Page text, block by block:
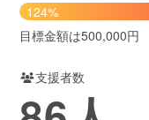
・ヘルスケア
124%
目標金額は500,000円
支援者数